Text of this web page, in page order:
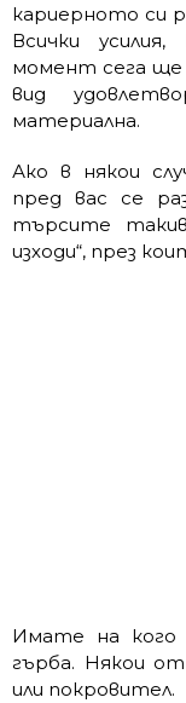
кариерното си
Всички
момент сега ще
вид
материална.
Ако в някои
пред вас се
търсите
изходи“, през
Имате на кого
гърба. Някои
или покровител.